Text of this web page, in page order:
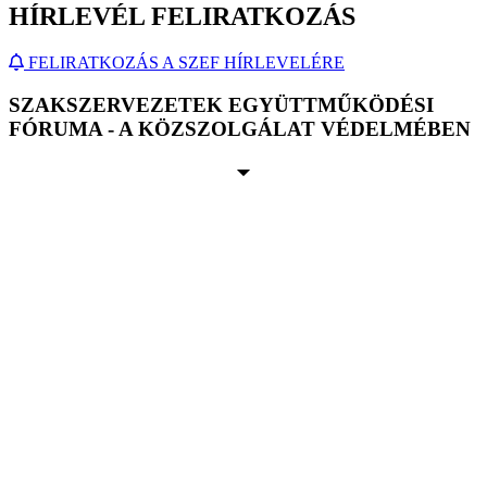
HÍRLEVÉL FELIRATKOZÁS
FELIRATKOZÁS A SZEF HÍRLEVELÉRE
SZAKSZERVEZETEK EGYÜTTMŰKÖDÉSI
FÓRUMA - A KÖZSZOLGÁLAT VÉDELMÉBEN